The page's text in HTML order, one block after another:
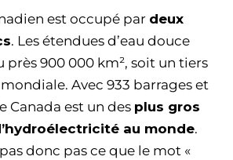
est occupé par deux
. Les étendues d’eau douce
près 900 000 km², soit un tiers
Avec 933 barrages et
Canada est un des plus gros
au monde.
donc pas ce que le mot «